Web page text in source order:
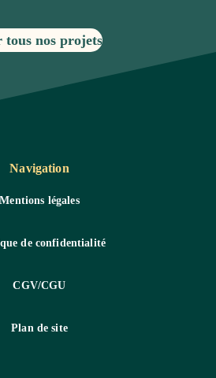
tous nos projets
Navigation
Mentions légales
de confidentialité
CGV/CGU
Plan de site